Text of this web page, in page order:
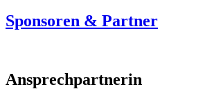
Sponsoren & Partner
Ansprechpartnerin